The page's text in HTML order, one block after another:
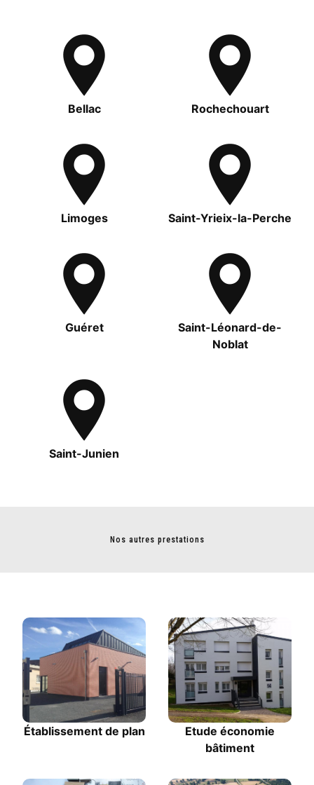
Bellac Rochechouart
Limoges Saint-Yrieix-la-Perche
Guéret
Saint-Léonard-de-
Noblat
Saint-Junien
Nos autres prestations
Établissement de plan
Etude économie
bâtiment